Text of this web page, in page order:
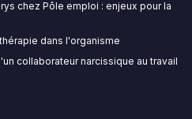
chez Pôle emploi : enjeux pour la
dans l'organisme
collaborateur narcissique au travail